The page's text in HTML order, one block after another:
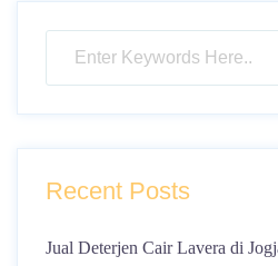
Recent Posts
Jual Deterjen Cair Lavera di